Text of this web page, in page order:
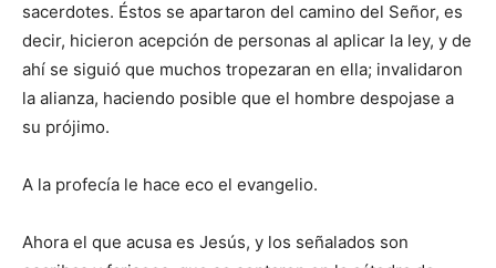
sacerdotes. Éstos se apartaron del camino del Señor, es
decir, hicieron acepción de personas al aplicar la ley, y de
ahí se siguió que muchos tropezaran en ella; invalidaron
la alianza, haciendo posible que el hombre despojase a
su prójimo.
A la profecía le hace eco el evangelio.
Ahora el que acusa es Jesús, y los señalados son